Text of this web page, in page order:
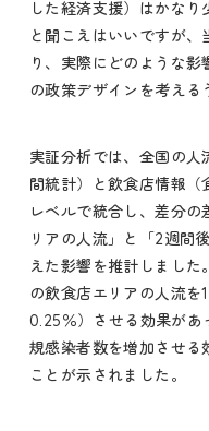
した経済支援）はかな
と聞こえはいいですが
り、実際にどのような
の政策デザインを考える
実証分析では、全国の
間統計）と飲食店情報
レベルで統合し、差分
リアの人流」と「2週間
えた影響を推計しまし
の飲食店エリアの人流を
0.25％）させる効果が
規感染者数を増加させる
ことが示されました。